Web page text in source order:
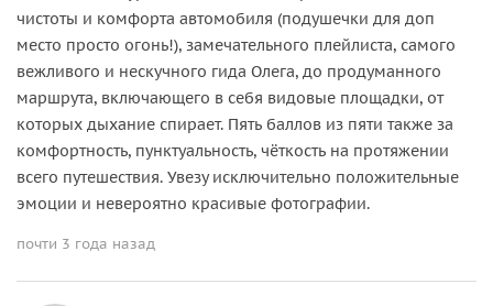
чистоты и комфорта автомобиля (подушечки для доп
место просто огонь!), замечательного плейлиста, самого
вежливого и нескучного гида Олега, до продуманного
маршрута, включающего в себя видовые площадки, от
которых дыхание спирает. Пять баллов из пяти также за
комфортность, пунктуальность, чёткость на протяжении
всего путешествия. Увезу исключительно положительные
эмоции и невероятно красивые фотографии.
почти 3 года назад